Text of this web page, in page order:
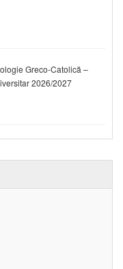
Greco-Catolică –
2026/2027